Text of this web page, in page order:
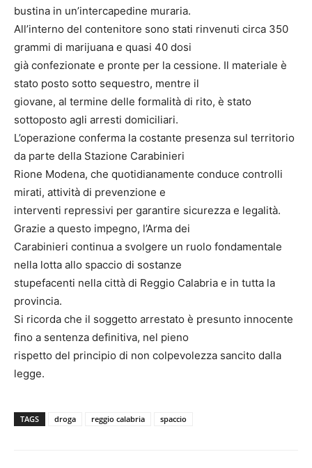
bustina in un’intercapedine muraria.
All’interno del contenitore sono stati rinvenuti circa 350
grammi di marijuana e quasi 40 dosi
già confezionate e pronte per la cessione. Il materiale è
stato posto sotto sequestro, mentre il
giovane, al termine delle formalità di rito, è stato
sottoposto agli arresti domiciliari.
L’operazione conferma la costante presenza sul territorio
da parte della Stazione Carabinieri
Rione Modena, che quotidianamente conduce controlli
mirati, attività di prevenzione e
interventi repressivi per garantire sicurezza e legalità.
Grazie a questo impegno, l’Arma dei
Carabinieri continua a svolgere un ruolo fondamentale
nella lotta allo spaccio di sostanze
stupefacenti nella città di Reggio Calabria e in tutta la
provincia.
Si ricorda che il soggetto arrestato è presunto innocente
fino a sentenza definitiva, nel pieno
rispetto del principio di non colpevolezza sancito dalla
legge.
TAGS droga reggio calabria spaccio